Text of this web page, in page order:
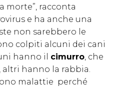
morte”, racconta
e ha anche una
non sarebbero le
colpiti alcuni dei cani
hanno il cimurro, che
altri hanno la rabbia.
malattie perché